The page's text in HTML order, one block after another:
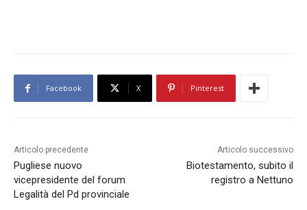
Facebook X Pinterest
Articolo precedente
Pugliese nuovo
vicepresidente del forum
Legalità del Pd provinciale
Articolo successivo
Biotestamento, subito il
registro a Nettuno